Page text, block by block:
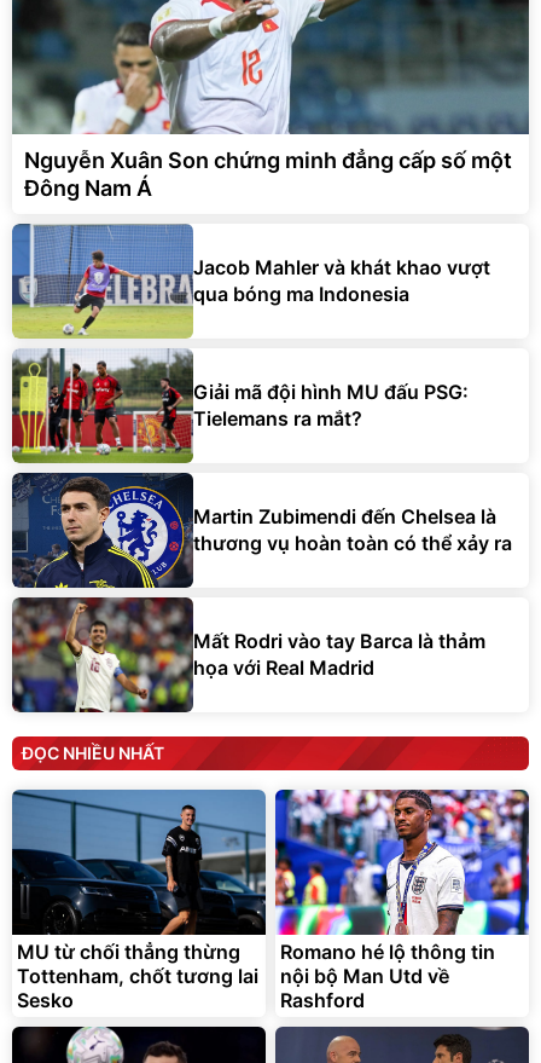
Nguyễn Xuân Son chứng minh đẳng cấp số một
Đông Nam Á
Jacob Mahler và khát khao vượt
qua bóng ma Indonesia
Giải mã đội hình MU đấu PSG:
Tielemans ra mắt?
Martin Zubimendi đến Chelsea là
thương vụ hoàn toàn có thể xảy ra
Mất Rodri vào tay Barca là thảm
họa với Real Madrid
ĐỌC NHIỀU NHẤT
MU từ chối thẳng thừng
Tottenham, chốt tương lai
Sesko
Romano hé lộ thông tin
nội bộ Man Utd về
Rashford